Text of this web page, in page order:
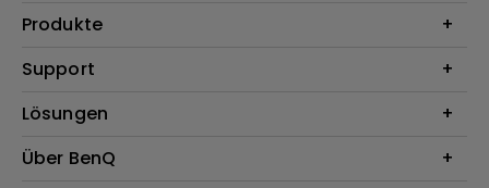
Produkte
Beamer
Lampen
Webcams
Support
Kontakt
Reparaturservice
Lösungen
Für Unternehmen
Über BenQ